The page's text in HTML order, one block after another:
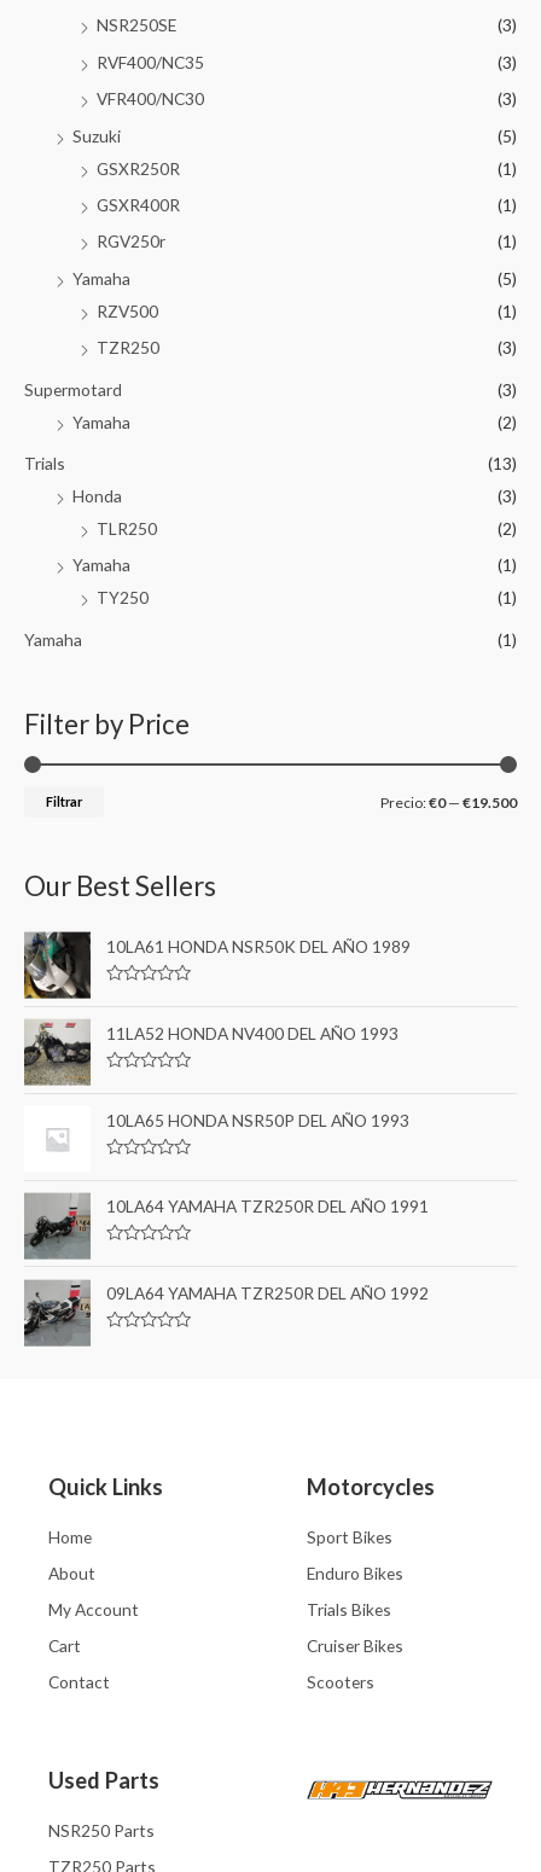
NSR250SE
(3)
RVF400/NC35
(3)
VFR400/NC30
(3)
Suzuki
(5)
GSXR250R
(1)
GSXR400R
(1)
RGV250r
(1)
Yamaha
(5)
RZV500
(1)
TZR250
(3)
Supermotard
(3)
Yamaha
(2)
Trials
(13)
Honda
(3)
TLR250
(2)
Yamaha
(1)
TY250
(1)
Yamaha (1)
Filter by Price
Filtrar Precio:€0— €19.500
Our Best Sellers
10LA61 HONDA NSR50K DEL AÑO 1989
l
o
r
e
n
0
5
11LA52 HONDA NV400 DEL AÑO 1993
l
o
r
e
n
0
5
10LA65 HONDA NSR50P DEL AÑO 1993
l
o
r
e
n
0
10LA64 YAMAHA TZR250R DEL AÑO 1991
l
o
r
09LA64 YAMAHA TZR250R DEL AÑO 1992
n
0
Quick Links
Home
About
My Account
Cart
Contact
Motorcycles
Sport Bikes
Enduro Bikes
Trials Bikes
Cruiser Bikes
Scooters
Used Parts
NSR250 Parts
TZR250 Parts